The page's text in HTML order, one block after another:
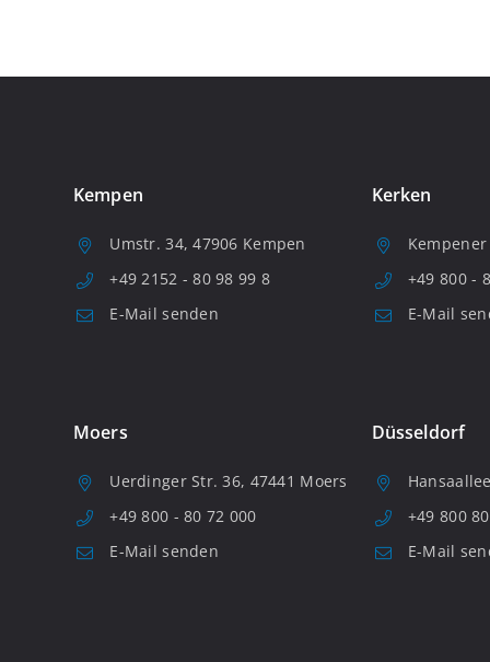
Kempen
Umstr. 34, 47906 Kempen
+49 2152 - 80 98 99 8
E-Mail senden
Kerken
+49 800 -
E-Mail
Moers
Uerdinger Str. 36, 47441 Moers
+49 800 - 80 72 000
E-Mail senden
Düsseldorf
+49 800
E-Mail